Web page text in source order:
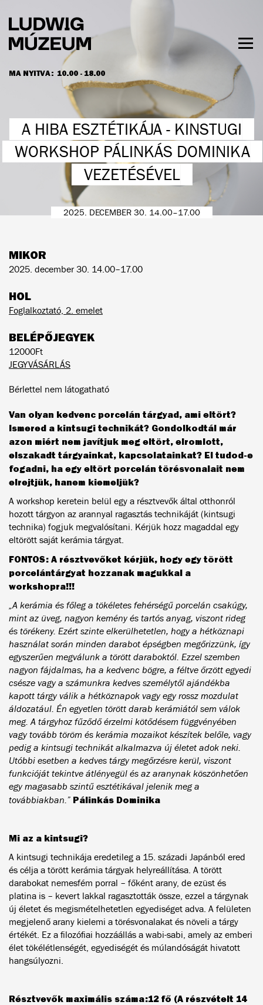
tartalomra
MA NYITVA: 10.00 - 18.00
NYITVATARTÁS ÉS JEGYÁRAK
A HIBA ESZTÉTIKÁJA - KINSTUGI
WORKSHOP PÁLINKÁS DOMINIKA
VEZETÉSÉVEL
2025. DECEMBER 30. 14.00–17.00
MIKOR
2025. december 30. 14.00–17.00
HOL
Foglalkoztató, 2. emelet
BELÉPŐJEGYEK
12000Ft
JEGYVÁSÁRLÁS
Bérlettel nem látogatható
Van olyan kedvenc porcelán tárgyad, ami eltört?
Ismered a kintsugi technikát? Gondolkodtál már
azon miért nem javítjuk meg eltört, elromlott,
elszakadt tárgyainkat, kapcsolatainkat? El tudod-e
fogadni, ha egy eltört porcelán törésvonalait nem
elrejtjük, hanem kiemeljük?
A workshop keretein belül egy a résztvevők által otthonról
hozott tárgyon az arannyal ragasztás technikáját (kintsugi
technika) fogjuk megvalósítani. Kérjük hozz magaddal egy
eltörött saját kerámia tárgyat.
FONTOS: A résztvevőket kérjük, hogy egy törött
porcelántárgyat hozzanak magukkal a
workshopra!!!
„A kerámia és főleg a tökéletes fehérségű porcelán csakúgy,
mint az üveg, nagyon kemény és tartós anyag, viszont rideg
és törékeny. Ezért szinte elkerülhetetlen, hogy a hétköznapi
használat során minden darabot épségben megőrizzünk, így
egyszerűen megválunk a törött daraboktól. Ezzel szemben
nagyon fájdalmas, ha a kedvenc bögre, a féltve őrzött egyedi
csésze vagy a számunkra kedves személytől ajándékba
kapott tárgy válik a hétköznapok vagy egy rossz mozdulat
áldozatául. Én egyetlen törött darab kerámiától sem válok
meg. A tárgyhoz fűződő érzelmi kötődésem függvényében
vagy tovább töröm és kerámia mozaikot készítek belőle, vagy
pedig a kintsugi technikát alkalmazva új életet adok neki.
Utóbbi esetben a kedves tárgy megőrzésre kerül, viszont
funkcióját tekintve átlényegül és az aranynak köszönhetően
egy magasabb szintű esztétikával jelenik meg a
továbbiakban.” Pálinkás Dominika
Mi az a kintsugi?
A kintsugi technikája eredetileg a 15. századi Japánból ered
és célja a törött kerámia tárgyak helyreállítása. A törött
darabokat nemesfém porral – főként arany, de ezüst és
platina is – kevert lakkal ragasztották össze, ezzel a tárgynak
új életet és megismételhetetlen egyediséget adva. A felületen
megjelenő arany kielemi a törésvonalakat és növeli a tárgy
értékét. Ez a filozófiai hozzáállás a wabi-sabi, amely az emberi
élet tökélétlenségét, egyediségét és múlandóságát hivatott
hangsúlyozni.
Résztvevők maximális száma:12 fő (A részvételt 14